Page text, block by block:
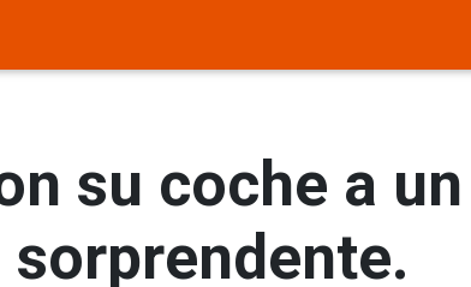
su coche a